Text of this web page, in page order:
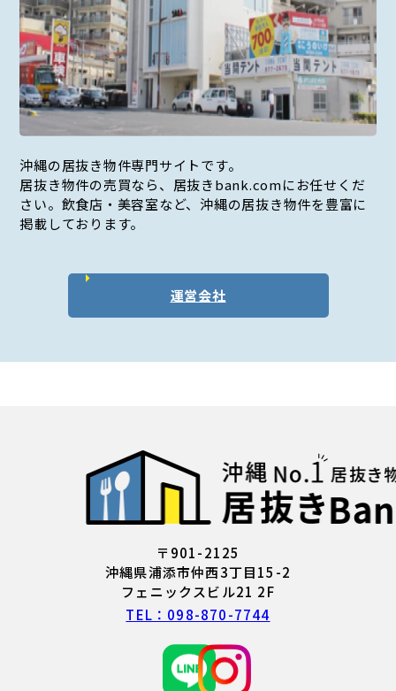
沖縄の居抜き物件専門サイトです。
居抜き物件の売買なら、居抜きbank.comにお任せくだ
さい。飲食店・美容室など、沖縄の居抜き物件を豊富に
掲載しております。
運営会社
〒901-2125
沖縄県浦添市仲西3丁目15-2
フェニックスビル21 2F
TEL：098-870-7744